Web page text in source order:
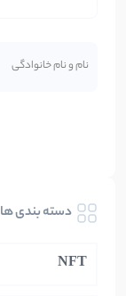
دسته بندی ها
NFT